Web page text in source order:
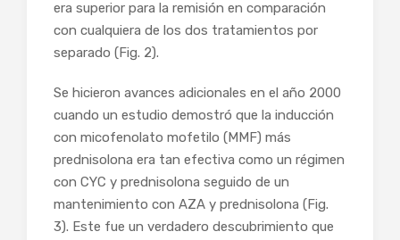
era superior para la remisión en comparación
con cualquiera de los dos tratamientos por
separado (Fig. 2).
Se hicieron avances adicionales en el año 2000
cuando un estudio demostró que la inducción
con micofenolato mofetilo (MMF) más
prednisolona era tan efectiva como un régimen
con CYC y prednisolona seguido de un
mantenimiento con AZA y prednisolona (Fig.
3). Este fue un verdadero descubrimiento que